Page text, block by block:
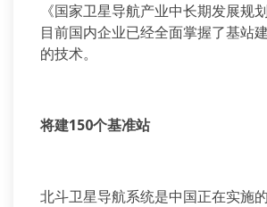
《国家卫星导航产业中长期发展规
目前国内企业已经全面掌握了基站
的技术。
将建150个基准站
北斗卫星导航系统是中国正在实施